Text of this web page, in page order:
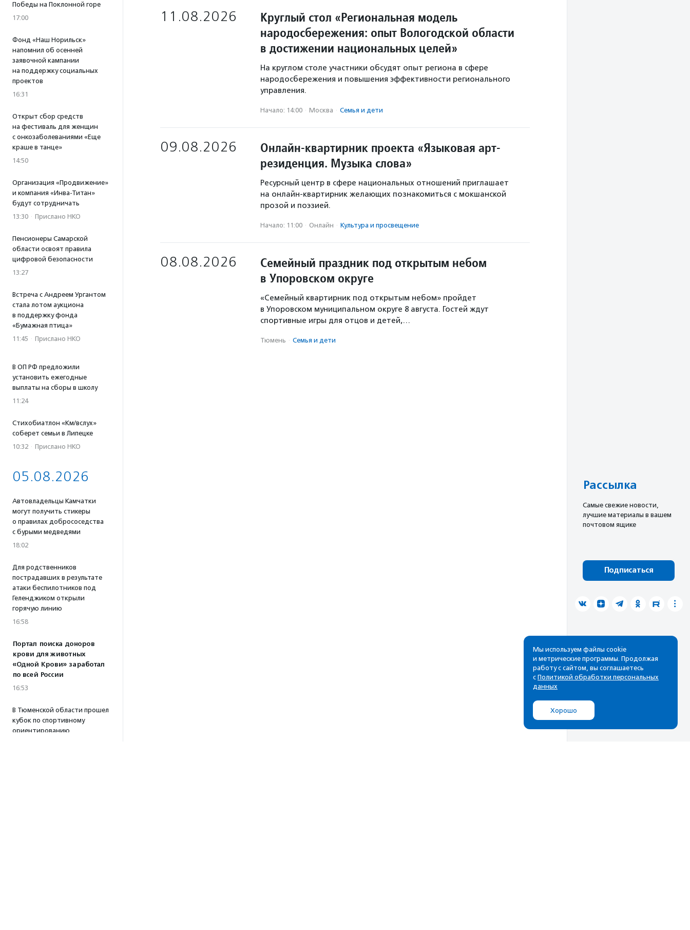
Победы на Поклонной горе
17:00
Фонд «Наш Норильск»
напомнил об осенней
заявочной кампании
на поддержку социальных
проектов
16:31
Открыт сбор средств
на фестиваль для женщин
с онкозаболеваниями «Еще
краше в танце»
14:50
Организация «Продвижение»
и компания «Инва-Титан»
будут сотрудничать
13:30 · Прислано НКО
Пенсионеры Самарской
области освоят правила
цифровой безопасности
13:27
Встреча с Андреем Ургантом
стала лотом аукциона
в поддержку фонда
«Бумажная птица»
11:45 · Прислано НКО
В ОП РФ предложили
установить ежегодные
выплаты на сборы в школу
11:24
Стихобиатлон «Км/вслух»
соберет семьи в Липецке
10:32 · Прислано НКО
05.08.2026
Автовладельцы Камчатки
могут получить стикеры
о правилах добрососедства
с бурыми медведями
18:02
Для родственников
пострадавших в результате
атаки беспилотников под
Геленджиком открыли
горячую линию
16:58
Портал поиска доноров
крови для животных
«Одной Крови» заработал
по всей России
16:53
В Тюменской области прошел
кубок по спортивному
ориентированию
11.08.2026
Круглый стол «Региональная модель
народосбережения: опыт Вологодской области
в достижении национальных целей»
На круглом столе участники обсудят опыт региона в сфере
народосбережения и повышения эффективности регионального
управления.
Начало: 14:00 · Москва · Семья и дети
09.08.2026
Онлайн-квартирник проекта «Языковая арт-
резиденция. Музыка слова»
Ресурсный центр в сфере национальных отношений приглашает
на онлайн-квартирник желающих познакомиться с мокшанской
прозой и поэзией.
Начало: 11:00 · Онлайн · Культура и просвещение
08.08.2026
Семейный праздник под открытым небом
в Упоровском округе
«Семейный квартирник под открытым небом» пройдет
в Упоровском муниципальном округе 8 августа. Гостей ждут
спортивные игры для отцов и детей,…
Тюмень · Семья и дети
Рассылка
Cамые свежие новости,
лучшие материалы в вашем
почтовом ящике
Подписаться
Мы используем файлы cookie
и метрические программы. Продолжая
работу с сайтом, вы соглашаетесь
с Политикой обработки персональных
данных
Хорошо